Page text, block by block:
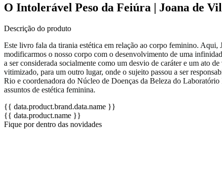
O Intolerável Peso da Feiúra | Joana de
Descrição do produto
Este livro fala da tirania estética em relação ao corpo feminino. Aqui,
modificarmos o nosso corpo com o desenvolvimento de uma
a ser considerada socialmente como um desvio de caráter e um ato
vitimizado, para um outro lugar, onde o sujeito passou a ser
Rio e coordenadora do Núcleo de Doenças da Beleza do
assuntos de estética feminina.
{{ data.product.brand.data.name }}
{{ data.product.name }}
Fique por dentro das novidades